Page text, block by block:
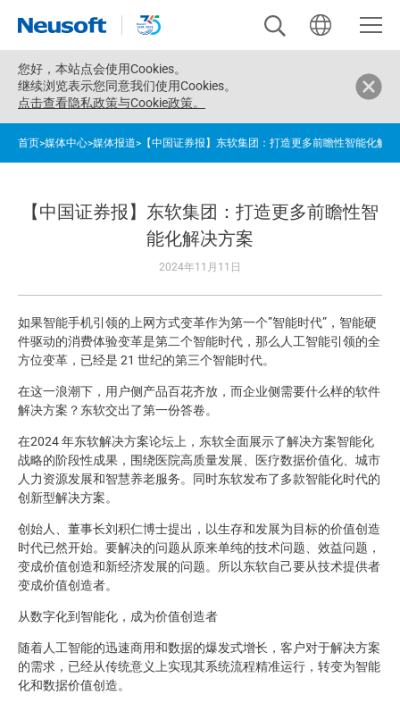
您好， 本站点会使用Cookies。
继续浏览表示您同意我们使用Cookies。
点击查看隐私政策与Cookie政策。
首页>媒体中心>媒体报道> 【中国证券报】东软集团：打造更多前瞻性智能化解
【中国证券报】东软集团：打造更多前瞻性智
能化解决方案
2024年11月11日
如果智能手机引领的上网方式变革作为第一个”智能时代”，智能硬
件驱动的消费体验变革是第二个智能时代，那么人工智能引领的全
方位变革，已经是 21 世纪的第三个智能时代。
在这一浪潮下，用户侧产品百花齐放，而企业侧需要什么样的软件
解决方案？东软交出了第一份答卷。
在2024 年东软解决方案论坛上，东软全面展示了解决方案智能化
战略的阶段性成果，围绕医院高质量发展、医疗数据价值化、城市
人力资源发展和智慧养老服务。同时东软发布了多款智能化时代的
创新型解决方案。
创始人、董事长刘积仁博士提出，以生存和发展为目标的价值创造
时代已然开始。要解决的问题从原来单纯的技术问题、效益问题，
变成价值创造和新经济发展的问题。所以东软自己要从技术提供者
变成价值创造者。
从数字化到智能化，成为价值创造者
随着人工智能的迅速商用和数据的爆发式增长，客户对于解决方案
的需求，已经从传统意义上实现其系统流程精准运行，转变为智能
化和数据价值创造。